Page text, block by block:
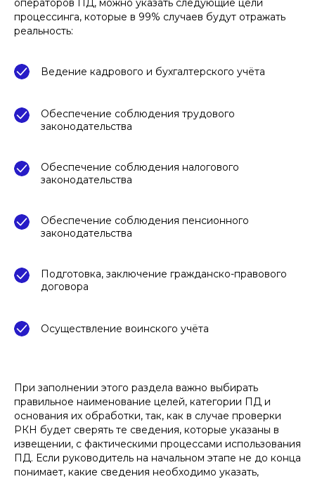
операторов ПД, можно указать следующие цели
процессинга, которые в 99% случаев будут отражать
реальность:
Ведение кадрового и бухгалтерского учёта
Обеспечение соблюдения трудового
законодательства
Обеспечение соблюдения налогового
законодательства
Обеспечение соблюдения пенсионного
законодательства
Подготовка, заключение гражданско-правового
договора
Осуществление воинского учёта
При заполнении этого раздела важно выбирать
правильное наименование целей, категории ПД и
основания их обработки, так, как в случае проверки
РКН будет сверять те сведения, которые указаны в
извещении, с фактическими процессами использования
ПД. Если руководитель на начальном этапе не до конца
понимает, какие сведения необходимо указать,
Специалист, проверивший статью:
Никита Морозов
старший юрист и руководитель блока
регистрации товарных знаков и
промышленных образцов